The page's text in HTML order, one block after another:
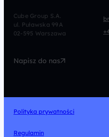
Programmatic
Design
Cube Group S.A.
ul. Puławska 99A
02-595 Warszawa
Napisz do nas
Polityka prywatności
Regulamin